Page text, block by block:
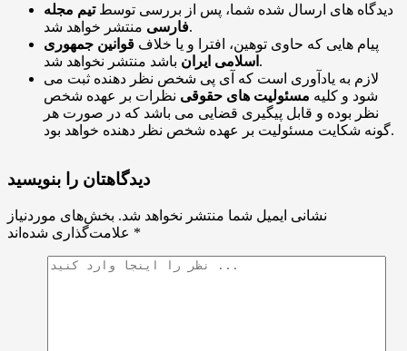
دیدگاه های ارسال شده شما، پس از بررسی توسطتیم مجله
فارسیمنتشر خواهد شد.
پیام هایی که حاوی توهین، افترا و یا خلاف قوانین جمهوری
اسلامی ایران باشد منتشر نخواهد شد.
لازم به یادآوری است که آی پی شخص نظر دهنده ثبت می
شود و کلیه مسئولیت های حقوقی نظرات بر عهده شخص
نظر بوده و قابل پیگیری قضایی می باشد که در صورت هر
گونه شکایت مسئولیت بر عهده شخص نظر دهنده خواهد بود.
دیدگاهتان را بنویسید
نشانی ایمیل شما منتشر نخواهد شد. بخش‌های موردنیاز
*